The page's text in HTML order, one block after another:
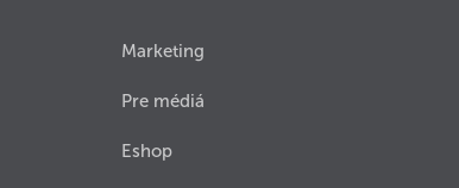
Marketing
Pre médiá
Eshop